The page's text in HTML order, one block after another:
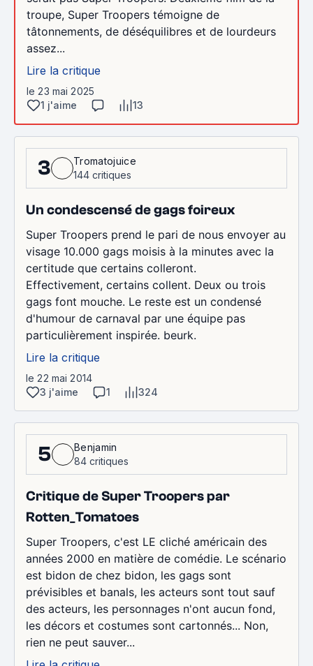
troupe, Super Troopers témoigne de
tâtonnements, de déséquilibres et de lourdeurs
assez...
Lire la critique
le 23 mai 2025
1 j'aime
13
3
Tromatojuice
144 critiques
Un condescensé de gags foireux
Super Troopers prend le pari de nous envoyer au
visage 10.000 gags moisis à la minutes avec la
certitude que certains colleront.
Effectivement, certains collent. Deux ou trois
gags font mouche. Le reste est un condensé
d'humour de carnaval par une équipe pas
particulièrement inspirée. beurk.
Lire la critique
le 22 mai 2014
3 j'aime
1 324
5
Benjamin
84 critiques
Critique de Super Troopers par
Rotten_Tomatoes
Super Troopers, c'est LE cliché américain des
années 2000 en matière de comédie. Le scénario
est bidon de chez bidon, les gags sont
prévisibles et banals, les acteurs sont tout sauf
des acteurs, les personnages n'ont aucun fond,
les décors et costumes sont cartonnés... Non,
rien ne peut sauver...